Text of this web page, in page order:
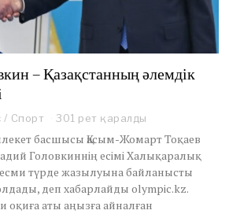
– Қазақстанның әлемдік
/ Спорт 301 рет қаралды
басшысы Қасым-Жомарт Тоқаев
Головкиннің есімі Халықаралық
түрде жазылуына байланысты
деп хабарлайды olympic.kz.
оқиға аты аңызға айналған